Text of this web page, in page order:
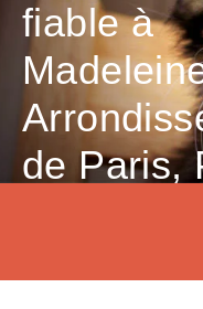
fiable à
de Paris,